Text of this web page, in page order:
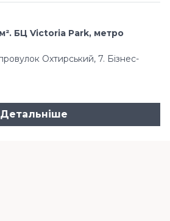
БЦ Victoria Park, метро
Охтирський, 7. Бізнес-
Детальніше